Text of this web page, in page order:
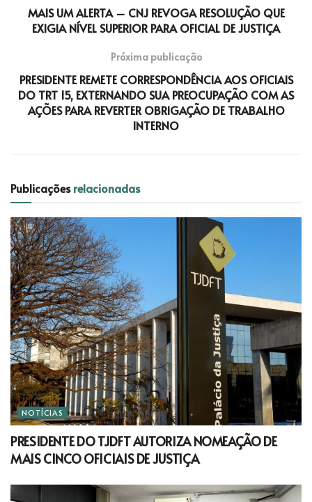
MAIS UM ALERTA – CNJ REVOGA RESOLUÇÃO QUE
EXIGIA NÍVEL SUPERIOR PARA OFICIAL DE JUSTIÇA
Próxima publicação
PRESIDENTE REMETE CORRESPONDÊNCIA AOS OFICIAIS
DO TRT 15, EXTERNANDO SUA PREOCUPAÇÃO COM AS
AÇÕES PARA REVERTER OBRIGAÇÃO DE TRABALHO
INTERNO
Publicaçõesrelacionadas
NOTÍCIAS
PRESIDENTE DO TJDFT AUTORIZA NOMEAÇÃO DE
MAIS CINCO OFICIAIS DE JUSTIÇA